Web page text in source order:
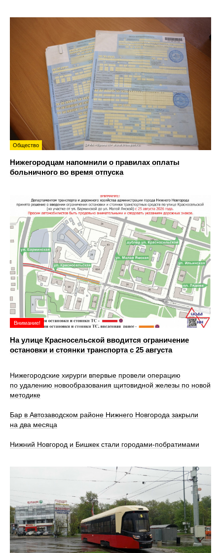
Общество
Нижегородцам напомнили о правилах оплаты
больничного во время отпуска
Внимание!
На улице Красносельской вводится ограничение
остановки и стоянки транспорта с 25 августа
Нижегородские хирурги впервые провели операцию
по удалению новообразования щитовидной железы по новой
методике
Бар в Автозаводском районе Нижнего Новгорода закрыли
на два месяца
Нижний Новгород и Бишкек стали городами-побратимами